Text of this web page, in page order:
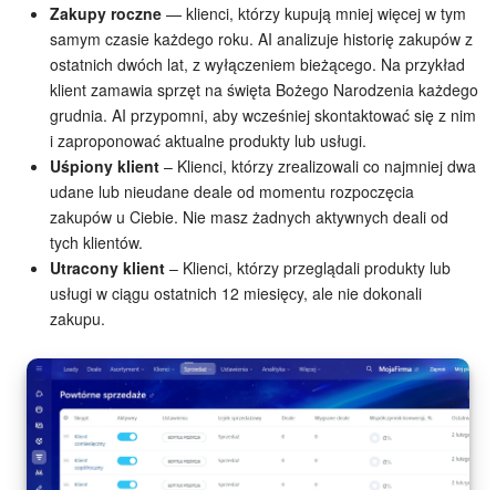
Bitrix24 On-premise
e-Podpis
e-Podpis w HR
Telefonia
Kreator BI
Sklep online
Centrum Sprzedaży
Kwestie ogólne
Zakupy roczne — klienci, którzy kupują mniej więcej w tym
samym czasie każdego roku. AI analizuje historię zakupów z
ostatnich dwóch lat, z wyłączeniem bieżącego. Na przykład
klient zamawia sprzęt na święta Bożego Narodzenia każdego
grudnia. AI przypomni, aby wcześniej skontaktować się z nim
i zaproponować aktualne produkty lub usługi.
Uśpiony klient – Klienci, którzy zrealizowali co najmniej dwa
udane lub nieudane deale od momentu rozpoczęcia
zakupów u Ciebie. Nie masz żadnych aktywnych deali od
tych klientów.
Utracony klient – Klienci, którzy przeglądali produkty lub
usługi w ciągu ostatnich 12 miesięcy, ale nie dokonali
zakupu.